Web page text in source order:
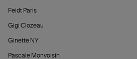
Feidt Paris
Gigi Clozeau
Ginette NY
Pascale Monvoisin